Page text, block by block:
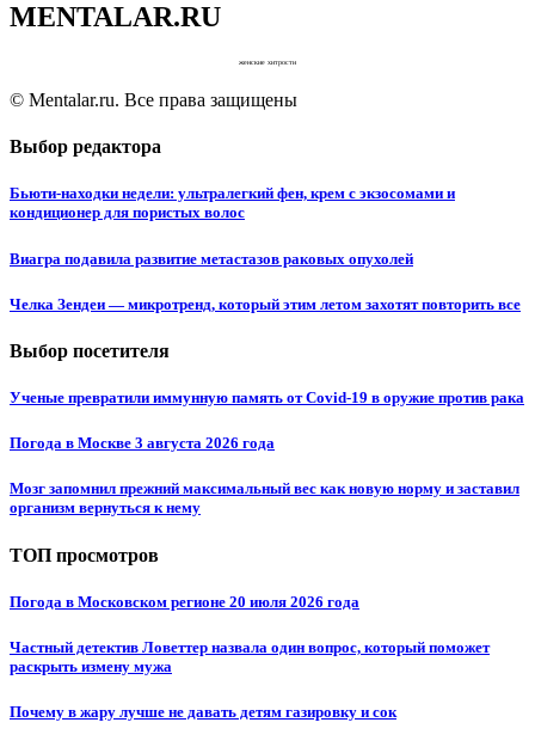
MENTALAR.RU
женские хитрости
© Mentalar.ru. Все права защищены
Выбор редактора
Бьюти-находки недели: ультралегкий фен, крем с экзосомами и
кондиционер для пористых волос
Виагра подавила развитие метастазов раковых опухолей
Челка Зендеи — микротренд, который этим летом захотят повторить все
Выбор посетителя
Ученые превратили иммунную память от Covid-19 в оружие против рака
Погода в Москве 3 августа 2026 года
Мозг запомнил прежний максимальный вес как новую норму и заставил
организм вернуться к нему
ТОП просмотров
Погода в Московском регионе 20 июля 2026 года
Частный детектив Ловеттер назвала один вопрос, который поможет
раскрыть измену мужа
Почему в жару лучше не давать детям газировку и сок